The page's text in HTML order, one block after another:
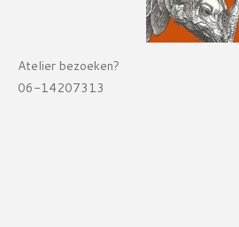
Atelier bezoeken?
06-14207313